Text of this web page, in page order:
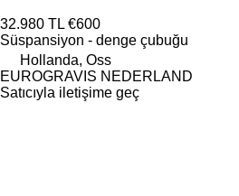
32.980 TL €600
Süspansiyon - denge çubuğu
Hollanda, Oss
EUROGRAVIS NEDERLAND
Satıcıyla iletişime geç